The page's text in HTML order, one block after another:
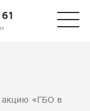
акцию «ГБО в